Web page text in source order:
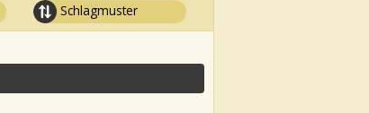
Schlagmuster